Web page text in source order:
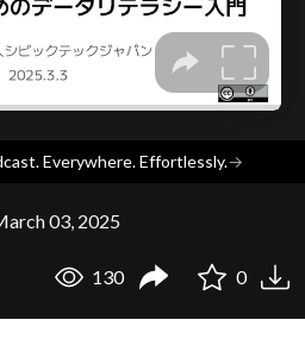
Everywhere. Effortlessly.→
03, 2025
130 0